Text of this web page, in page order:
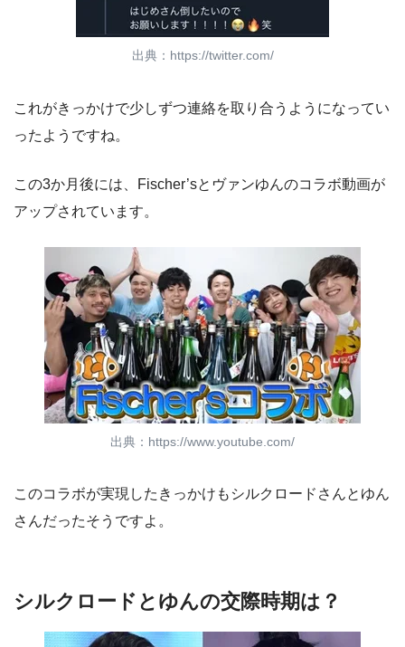
出典：https://twitter.com/
これがきっかけで少しずつ連絡を取り合うようになってい
ったようですね。
この3か月後には、Fischer’sとヴァンゆんのコラボ動画が
アップされています。
出典：https://www.youtube.com/
このコラボが実現したきっかけもシルクロードさんとゆん
さんだったそうですよ。
シルクロードとゆんの交際時期は？